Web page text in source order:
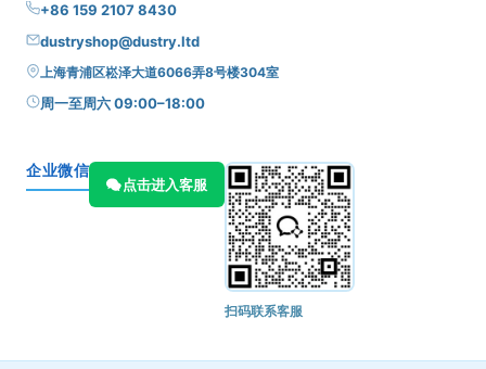
+86 159 2107 8430
dustryshop@dustry.ltd
上海青浦区崧泽大道6066弄8号楼304室
周一至周六 09:00–18:00
企业微信
点击进入客服
扫码联系客服